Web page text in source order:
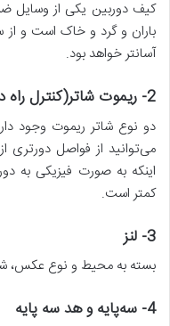
کیف دوربین یکی از وسایل
باران و گرد و خاک است و از
آسانتر خواهد بود.
2- ریموت شاتر(کنترل راه
دو نوع شاتر ریموت وجود
می‌توانید از فواصل دورتری
اینکه به صورت فیزیکی به
کمتر است.
3- لنز
بسته به محیط و نوع عکس،
4- سه‌پایه و هد سه پایه